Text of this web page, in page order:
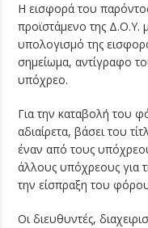
Η εισφορά του
προϊστάμενο της Δ.Ο.Υ.
υπολογισμό της
σημείωμα, αντίγραφο
υπόχρεο.
Για την καταβολή του
αδιαίρετα, βάσει του
έναν από τους
άλλους υπόχρεους για
την είσπραξη του
Οι διευθυντές,